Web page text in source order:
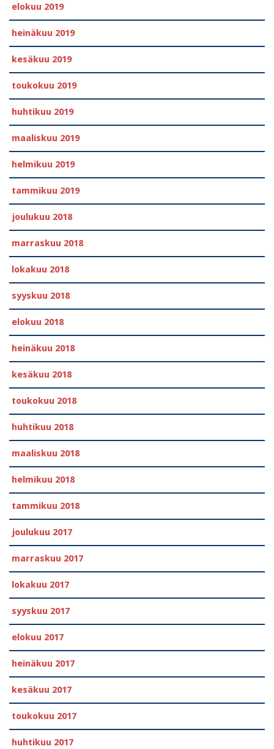
elokuu 2019
heinäkuu 2019
kesäkuu 2019
toukokuu 2019
huhtikuu 2019
maaliskuu 2019
helmikuu 2019
tammikuu 2019
joulukuu 2018
marraskuu 2018
lokakuu 2018
syyskuu 2018
elokuu 2018
heinäkuu 2018
kesäkuu 2018
toukokuu 2018
huhtikuu 2018
maaliskuu 2018
helmikuu 2018
tammikuu 2018
joulukuu 2017
marraskuu 2017
lokakuu 2017
syyskuu 2017
elokuu 2017
heinäkuu 2017
kesäkuu 2017
toukokuu 2017
huhtikuu 2017